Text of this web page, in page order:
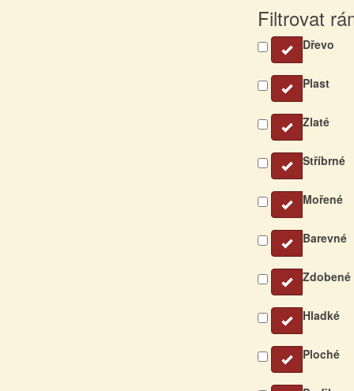
Filtrovat
Dřevo
Plast
Zlaté
Stříbrné
Mořené
Barevné
Zdobené
Hladké
Ploché